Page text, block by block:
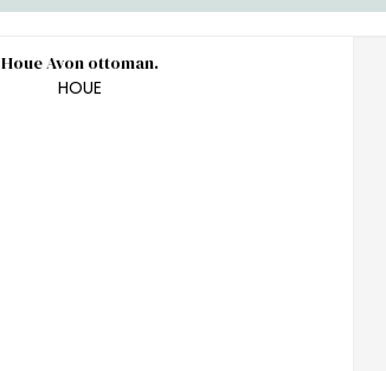
Houe Avon ottoman.
HOUE